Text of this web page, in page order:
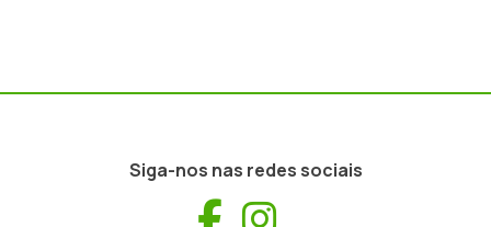
Siga-nos nas redes sociais